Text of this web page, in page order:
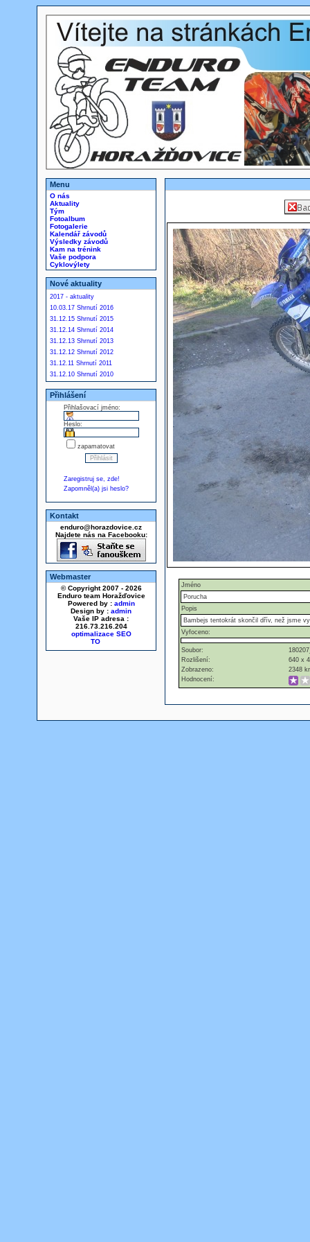
Menu
O nás
Aktuality
Tým
Fotoalbum
Fotogalerie
Kalendář závodů
Výsledky závodů
Kam na trénink
Vaše podpora
Cyklovýlety
Nové aktuality
2017 - aktuality
10.03.17 Shrnutí 2016
31.12.15 Shrnutí 2015
31.12.14 Shrnutí 2014
31.12.13 Shrnutí 2013
31.12.12 Shrnutí 2012
31.12.11 Shrnutí 2011
31.12.10 Shrnutí 2010
Přihlášení
Přihlašovací jméno:
Heslo:
zapamatovat
Zaregistruj se, zde!
Zapomněl(a) jsi heslo?
Kontakt
enduro@horazdovice.cz
Najdete nás na Facebooku:
Webmaster
© Copyright 2007 - 2026
Enduro team Horažďovice
Powered by : admin
Design by : admin
Vaše IP adresa :
216.73.216.204
optimalizace SEO
Jméno
Porucha
Popis
Bambejs tentokrát skončil dřív, než jsme
Vyfoceno:
Soubor:
Rozlišení:
640 x
Zobrazeno:
2348
Hodnocení: